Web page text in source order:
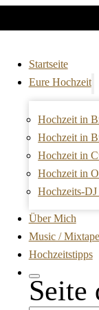
Startseite
Eure Hochzeit
Hochzeit in
Hochzeit in
Hochzeit in
Hochzeit in
Hochzeits-
Über Mich
Music /
Hochzeitstipps
Seite